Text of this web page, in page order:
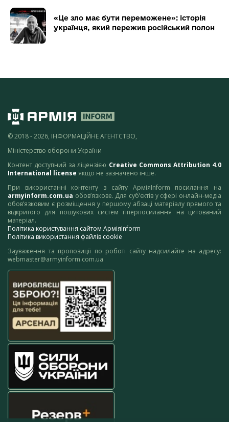
«Це зло має бути переможене»: історія
українця, який пережив російський полон
© 2018 - 2026, ІНФОРМАЦІЙНЕ АГЕНТСТВО,
Міністерство оборони України
Контент доступний за ліцензією Creative Commons Attribution 4.0
International license якщо не зазначено інше.
При використанні контенту з сайту АрміяInform посилання на
armyinform.com.ua обов’язкове. Для суб’єктів у сфері онлайн-медіа
обов’язковим є розміщення у першому абзаці матеріалу прямого та
відкритого для пошукових систем гіперпосилання на цитований
матеріал.
Політика користування сайтом АрміяInform
Політика використання файлів cookie
Зауваження та пропозиції по роботі сайту надсилайте на адресу:
webmaster@armyinform.com.ua